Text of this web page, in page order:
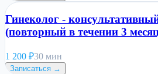
Гинеколог -
(повторный в течении 3
1 200 ₽30 мин
Записаться →